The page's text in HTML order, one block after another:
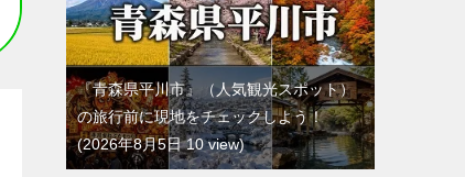
『青森県平川市』（人気観光スポット）
の旅行前に現地をチェックしよう！
2026年8月5日 10 view